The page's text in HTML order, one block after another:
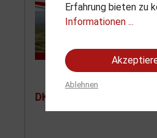
DKW Schnelllaster Bus -
Erfahrung bieten zu
Informationen ...
Ablehnen